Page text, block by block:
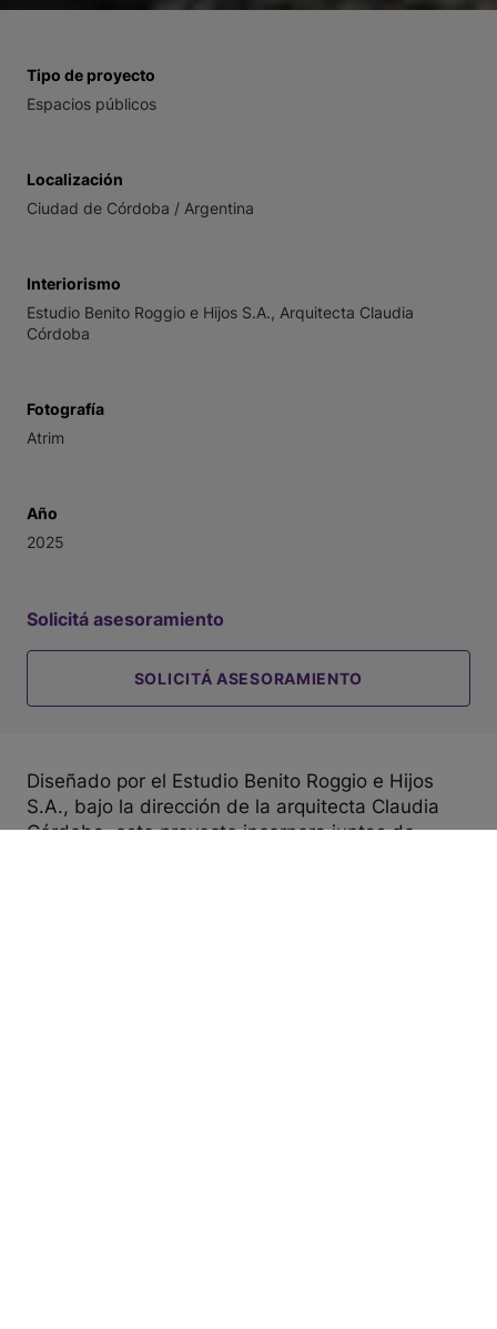
Diseñado por el Estudio Benito Roggio e Hijos
S.A., bajo la dirección de la arquitecta Claudia
Córdoba, este proyecto incorpora juntas de
Tipo de proyecto
Espacios públicos
Localización
Ciudad de Córdoba / Argentina
Interiorismo
Estudio Benito Roggio e Hijos S.A., Arquitecta Claudia
Córdoba
Fotografía
Atrim
Año
2025
Solicitá asesoramiento
SOLICITÁ ASESORAMIENTO